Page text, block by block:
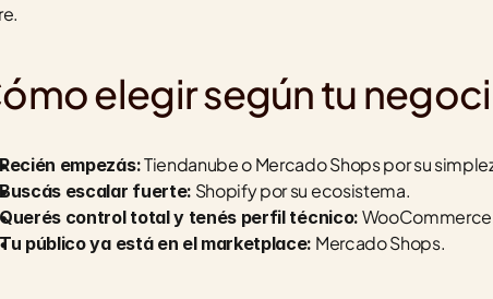
elegir según tu
Recién empezás: Tiendanube o Mercado Shops por su
Buscás escalar fuerte: Shopify por su ecosistema.
Querés control total y tenés perfil técnico:
Tu público ya está en el marketplace: Mercado Shops.